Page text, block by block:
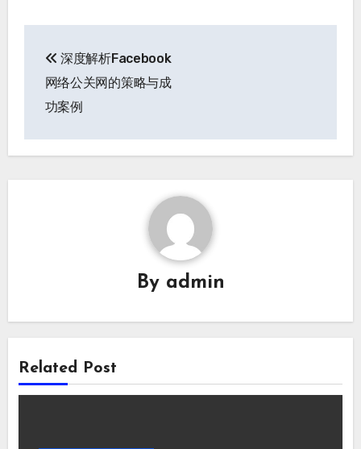
章
导
航
深度解析Facebook
网络公关网的策略与成
功案例
By admin
Related Post